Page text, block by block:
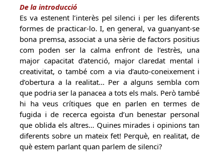
De la introducció
Es va estenent l’interès pel silenci i per les diferents
formes de practicar-lo. I, en general, va guanyant-se
bona premsa, associat a una sèrie de factors positius
com poden ser la calma enfront de l’estrès, una
major capacitat d’atenció, major claredat mental i
creativitat, o també com a via d’auto-coneixement i
d’obertura a la realitat… Per a alguns sembla com
que podria ser la panacea a tots els mals. Però també
hi ha veus crítiques que en parlen en termes de
fugida i de recerca egoista d’un benestar personal
que oblida els altres… Quines mirades i opinions tan
diferents sobre un mateix fet! Perquè, en realitat, de
què estem parlant quan parlem de silenci?